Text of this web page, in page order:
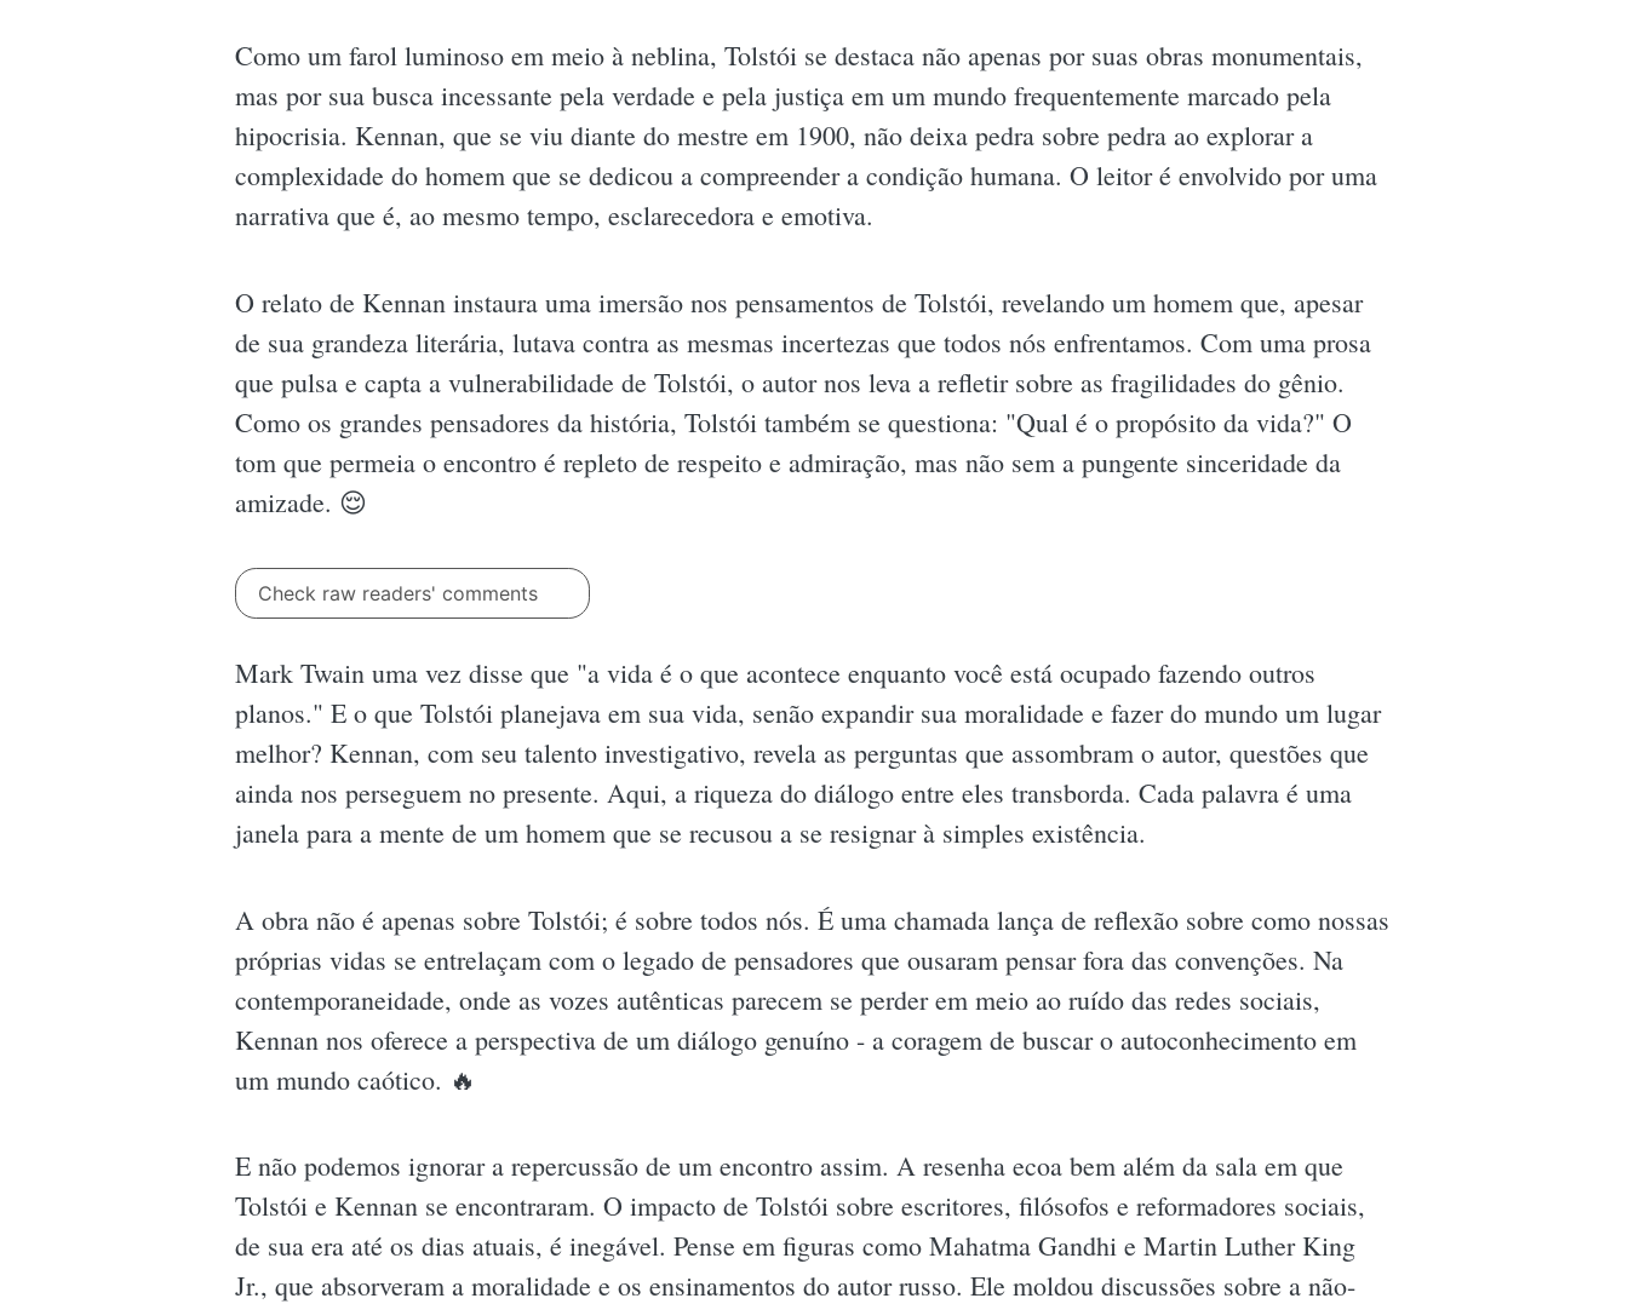
Como um farol luminoso em meio à neblina, Tolstói se destaca não apenas por suas obras monumentais,
mas por sua busca incessante pela verdade e pela justiça em um mundo frequentemente marcado pela
hipocrisia. Kennan, que se viu diante do mestre em 1900, não deixa pedra sobre pedra ao explorar a
complexidade do homem que se dedicou a compreender a condição humana. O leitor é envolvido por uma
narrativa que é, ao mesmo tempo, esclarecedora e emotiva.
O relato de Kennan instaura uma imersão nos pensamentos de Tolstói, revelando um homem que, apesar
de sua grandeza literária, lutava contra as mesmas incertezas que todos nós enfrentamos. Com uma prosa
que pulsa e capta a vulnerabilidade de Tolstói, o autor nos leva a refletir sobre as fragilidades do gênio.
Como os grandes pensadores da história, Tolstói também se questiona: "Qual é o propósito da vida?" O
tom que permeia o encontro é repleto de respeito e admiração, mas não sem a pungente sinceridade da
amizade. 😌
Check raw readers' comments
Mark Twain uma vez disse que "a vida é o que acontece enquanto você está ocupado fazendo outros
planos." E o que Tolstói planejava em sua vida, senão expandir sua moralidade e fazer do mundo um lugar
melhor? Kennan, com seu talento investigativo, revela as perguntas que assombram o autor, questões que
ainda nos perseguem no presente. Aqui, a riqueza do diálogo entre eles transborda. Cada palavra é uma
janela para a mente de um homem que se recusou a se resignar à simples existência.
A obra não é apenas sobre Tolstói; é sobre todos nós. É uma chamada lança de reflexão sobre como nossas
próprias vidas se entrelaçam com o legado de pensadores que ousaram pensar fora das convenções. Na
contemporaneidade, onde as vozes autênticas parecem se perder em meio ao ruído das redes sociais,
Kennan nos oferece a perspectiva de um diálogo genuíno - a coragem de buscar o autoconhecimento em
um mundo caótico. 🔥
E não podemos ignorar a repercussão de um encontro assim. A resenha ecoa bem além da sala em que
Tolstói e Kennan se encontraram. O impacto de Tolstói sobre escritores, filósofos e reformadores sociais,
de sua era até os dias atuais, é inegável. Pense em figuras como Mahatma Gandhi e Martin Luther King
Jr., que absorveram a moralidade e os ensinamentos do autor russo. Ele moldou discussões sobre a não-